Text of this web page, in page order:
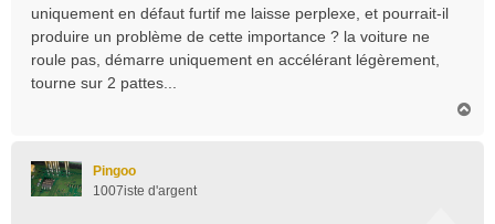
uniquement en défaut furtif me laisse perplexe, et pourrait-il
produire un problème de cette importance ? la voiture ne
roule pas, démarre uniquement en accélérant légèrement,
tourne sur 2 pattes...
Pingoo
1007iste d'argent